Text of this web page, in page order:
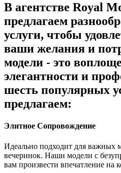
В агентстве Royal
предлагаем
услуги, чтобы
ваши желания и
модели - это
элегантности и
шесть популярных
предлагаем:
Элитное Сопровождение
Идеально подходит для важных
вечеринок. Наши модели с
вам произвести впечатление на